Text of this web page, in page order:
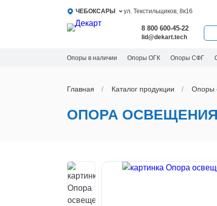
ЧЕБОКСАРЫ ул. Текстильщиков, 8к16
8 800 600-45-22
lid@dekart.tech
Опоры в наличии Опоры ОГК Опоры СФГ
Главная Каталог продукции Oпоры
ОПОРА ОСВЕЩЕНИЯ